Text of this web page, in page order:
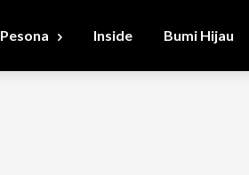
Pesona Inside Bumi Hijau